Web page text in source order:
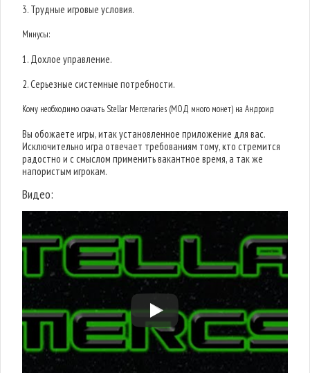
3. Трудные игровые условия.
Минусы:
1. Дохлое управление.
2. Серьезные системные потребности.
Кому необходимо скачать Stellar Mercenaries (МОД много монет) на Андроид
Вы обожаете игры, итак установленное приложение для вас.
Исключительно игра отвечает требованиям тому, кто стремится
радостно и с смыслом применить вакантное время, а так же
напористым игрокам.
Видео: